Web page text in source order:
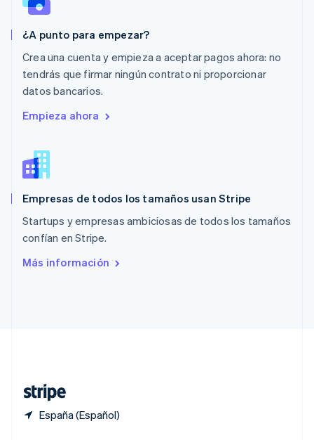
¿A punto para empezar?
Crea una cuenta y empieza a aceptar pagos ahora: no
tendrás que firmar ningún contrato ni proporcionar
datos bancarios.
Empieza ahora
Empresas de todos los tamaños usan Stripe
Startups y empresas ambiciosas de todos los tamaños
confían en Stripe.
Más información
España (Español)
Español
English
Nueva Zelanda
Países Bajos
NederlandsEnglish
Polonia
Português
RAE de Hong Kong, China
Reino Unido
República Checa
English
English